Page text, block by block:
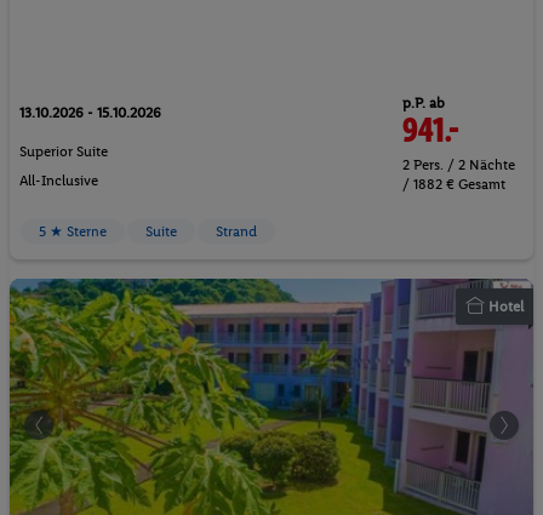
13.10.2026 - 15.10.2026
Superior Suite
All-Inclusive
p.P. ab
941.-
2 Pers. / 2 Nächte
/ 1882 € Gesamt
5 ★ Sterne Suite Strand
Hotel